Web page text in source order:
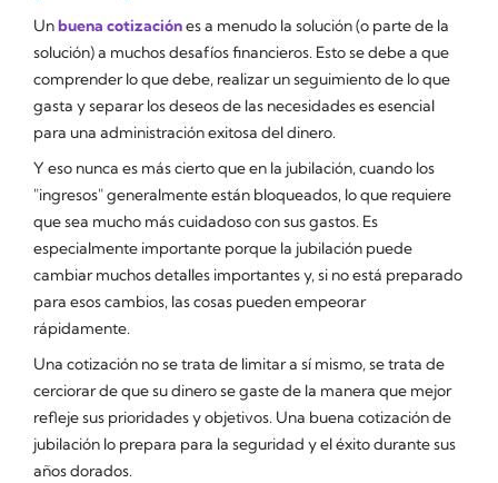
Unbuena cotizaciónes a menudo la solución (o parte de la
solución) a muchos desafíos financieros. Esto se debe a que
comprender lo que debe, realizar un seguimiento de lo que
gasta y separar los deseos de las necesidades es esencial
para una administración exitosa del dinero.
Y eso nunca es más cierto que en la jubilación, cuando los
"ingresos" generalmente están bloqueados, lo que requiere
que sea mucho más cuidadoso con sus gastos. Es
especialmente importante porque la jubilación puede
cambiar muchos detalles importantes y, si no está preparado
para esos cambios, las cosas pueden empeorar
rápidamente.
Una cotización no se trata de limitar a sí mismo, se trata de
cerciorar de que su dinero se gaste de la manera que mejor
refleje sus prioridades y objetivos. Una buena cotización de
jubilación lo prepara para la seguridad y el éxito durante sus
años dorados.